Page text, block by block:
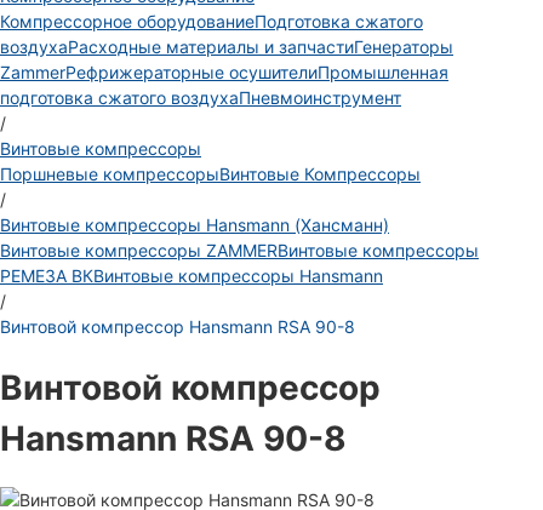
Компрессорное оборудованиеПодготовка сжатого
воздухаРасходные материалы и запчастиГенераторы
ZammerРефрижераторные осушителиПромышленная
подготовка сжатого воздухаПневмоинструмент
/
Винтовые компрессоры
Поршневые компрессорыВинтовые Компрессоры
/
Винтовые компрессоры Hansmann (Хансманн)
Винтовые компрессоры ZAMMERВинтовые компрессоры
РЕМЕЗА ВКВинтовые компрессоры Hansmann
/
Винтовой компрессор Hansmann RSA 90-8
Винтовой компрессор
Hansmann RSA 90-8